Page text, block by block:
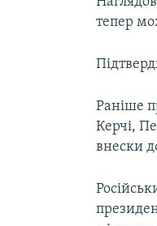
тепер
Раніше
Керчі,
внески